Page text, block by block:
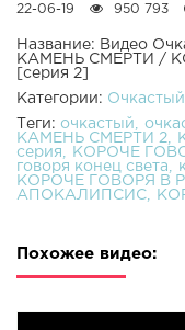
22-06-19 950 793
Название: Видео
КАМЕНЬ СМЕРТИ /
[серия 2]
Категории:
Теги: очкастый
КАМЕНЬ СМЕРТИ 2
серия
КОРОЧЕ
говоря конец света
КОРОЧЕ ГОВОРЯ В
АПОКАЛИПСИС
Похожее видео: